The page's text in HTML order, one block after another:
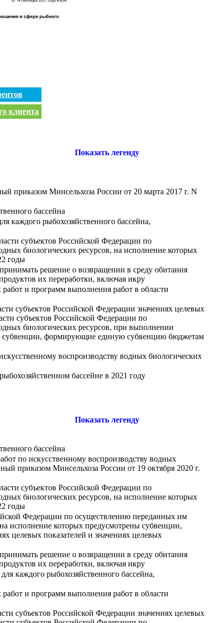
клиента
Показать легенду
приказом Минсельхоза России от 20 марта 2017 г. N
бассейна
каждого рыбохозяйственного бассейна,
субъектов Российской Федерации по
биологических ресурсов, на исполнение которых
годы
решение о возвращении в среду обитания
их переработки, включая икру
и программ выполнения работ в области
субъектов Российской Федерации значениях целевых
субъектов Российской Федерации по
биологических ресурсов, при выполнении
субвенции, формирующие единую субвенцию бюджетам
воспроизводству водных биологических
бассейне в 2021 году
Показать легенду
бассейна
по искусственному воспроизводству водных
приказом Минсельхоза России от 19 октября 2020 г.
субъектов Российской Федерации по
биологических ресурсов, на исполнение которых
годы
Федерации по осуществлению переданных им
исполнение которых предусмотрены субвенции,
целевых показателей и значениях целевых
решение о возвращении в среду обитания
их переработки, включая икру
каждого рыбохозяйственного бассейна,
и программ выполнения работ в области
субъектов Российской Федерации значениях целевых